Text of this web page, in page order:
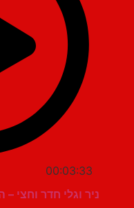
00:03:33
ניר וגלי חדר וחצי – הרמזור